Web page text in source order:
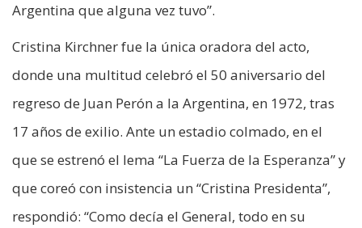
Argentina que alguna vez tuvo”.
Cristina Kirchner fue la única oradora del acto,
donde una multitud celebró el 50 aniversario del
regreso de Juan Perón a la Argentina, en 1972, tras
17 años de exilio. Ante un estadio colmado, en el
que se estrenó el lema “La Fuerza de la Esperanza” y
que coreó con insistencia un “Cristina Presidenta”,
respondió: “Como decía el General, todo en su